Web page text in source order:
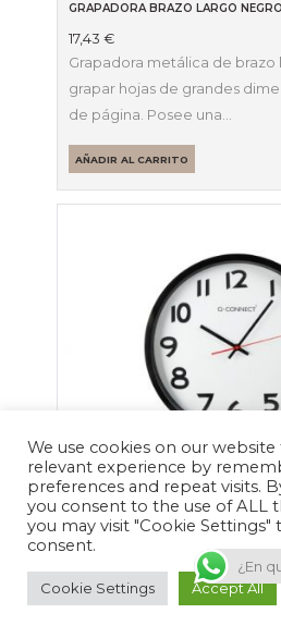
GRAPADORA BRAZO LARGO
17,43€
Grapadora metálica de brazo
grapar hojas de grandes
de página. Posee una…
AÑADIR AL CARRITO
RELOJ DE PARED DE 30 CM DE
19,56
Reloj de pared, diseño
números grandes y en color
We use cookies on our
relevant experience by
preferences and repeat visits.
you consent to the use of ALL
you may visit "Cookie
consent.
Cookie Settings Accept All
¿En